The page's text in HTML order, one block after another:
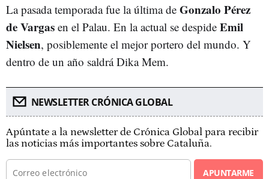
La pasada temporada fue la última de Gonzalo Pérez
de Vargas en el Palau. En la actual se despide Emil
Nielsen, posiblemente el mejor portero del mundo. Y
dentro de un año saldrá Dika Mem.
NEWSLETTER CRÓNICA GLOBAL
Apúntate a la newsletter de Crónica Global para recibir
las noticias más importantes sobre Cataluña.
APUNTARME